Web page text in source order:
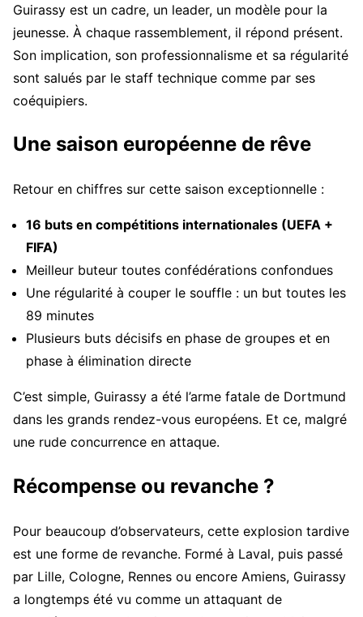
Guirassy est un cadre, un leader, un modèle pour la
jeunesse. À chaque rassemblement, il répond présent.
Son implication, son professionnalisme et sa régularité
sont salués par le staff technique comme par ses
coéquipiers.
Une saison européenne de rêve
Retour en chiffres sur cette saison exceptionnelle :
16 buts en compétitions internationales (UEFA +
FIFA)
Meilleur buteur toutes confédérations confondues
Une régularité à couper le souffle : un but toutes les
89 minutes
Plusieurs buts décisifs en phase de groupes et en
phase à élimination directe
C’est simple, Guirassy a été l’arme fatale de Dortmund
dans les grands rendez-vous européens. Et ce, malgré
une rude concurrence en attaque.
Récompense ou revanche ?
Pour beaucoup d’observateurs, cette explosion tardive
est une forme de revanche. Formé à Laval, puis passé
par Lille, Cologne, Rennes ou encore Amiens, Guirassy
a longtemps été vu comme un attaquant de